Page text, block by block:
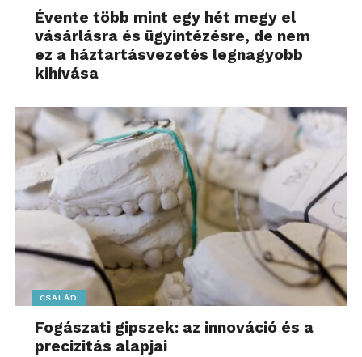
Évente több mint egy hét megy el
vásárlásra és ügyintézésre, de nem
ez a háztartásvezetés legnagyobb
kihívása
CSALÁD
Fogászati gipszek: az innováció és a
precizitás alapjai